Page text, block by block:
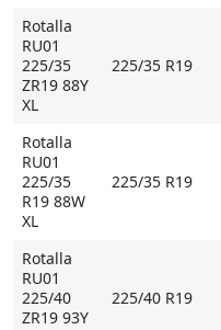
Rotalla
RU01
225/35
ZR19 88Y
XL
225/35 R19
Rotalla
RU01
225/35
R19 88W
XL
225/35 R19
Rotalla
RU01
225/40
ZR19 93Y
225/40 R19